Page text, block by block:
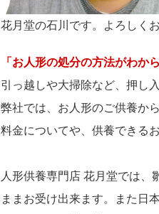
花月堂の石川です。よろしく
「お人形の処分の方法がわか
引っ越しや大掃除など、押し
弊社では、お人形のご供養か
料金についてや、供養できる
人形供養専門店 花月堂では
ままお受け出来ます。また日